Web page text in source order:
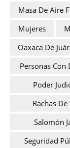
Masa De Aire
Mujeres
Oaxaca De
Personas Con
Poder
Rachas
Salomón
Seguridad